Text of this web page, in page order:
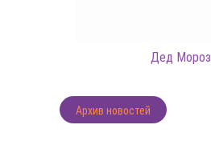
Дед Мороз
Архив новостей